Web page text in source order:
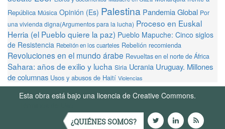
República Música Opinión (Es) Palestina Pandemia Global Por
una vivienda digna(Argumentos para la lucha) Proceso en Euskal
Herria (el Pueblo quiere la paz) Pueblo Mapuche: Cinco siglos
de Resistencia Rebelión en los cuarteles Rebelión recomienda
Revoluciones en el mundo árabe Revueltas en el norte de África
Sahara: años de exilio y lucha Siria Ucrania Uruguay. Millones
de columnas Usos y abusos de Haití Violencias
Esta obra está bajo una licencia de Creative Commons.
¿QUIÉNES SOMOS?